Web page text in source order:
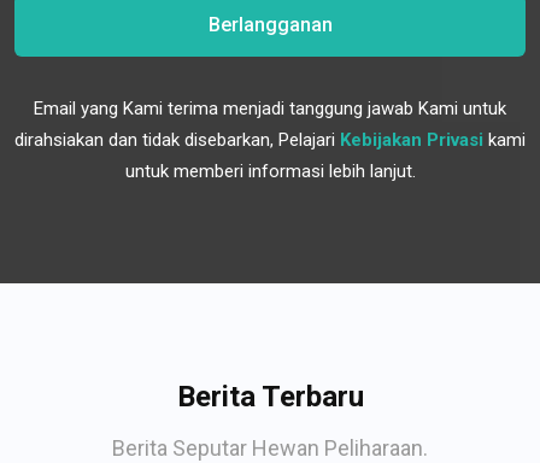
Berlangganan
Email yang Kami terima menjadi tanggung jawab Kami untuk
dirahsiakan dan tidak disebarkan, Pelajari Kebijakan Privasi kami
untuk memberi informasi lebih lanjut.
Berita Terbaru
Berita Seputar Hewan Peliharaan.